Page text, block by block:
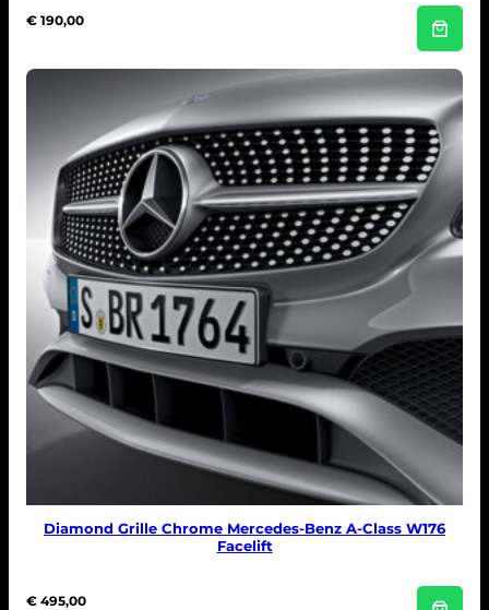
€ 190,00
Diamond Grille Chrome Mercedes-Benz A-Class W176
Facelift
€ 495,00